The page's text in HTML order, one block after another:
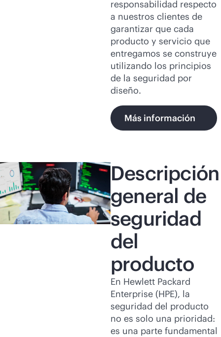
responsabilidad respecto
a nuestros clientes de
garantizar que cada
producto y servicio que
entregamos se construye
utilizando los principios
de la seguridad por
diseño.
Más información
Descripción
general de
seguridad
del
producto
En Hewlett Packard
Enterprise (HPE), la
seguridad del producto
no es solo una prioridad:
es una parte fundamental